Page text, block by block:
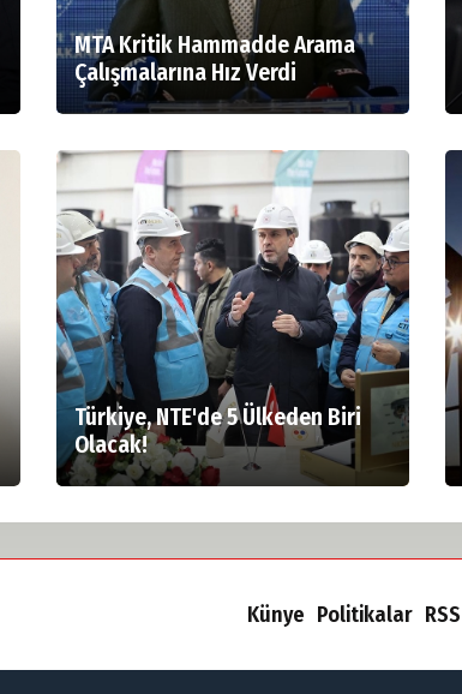
MTA Kritik Hammadde Arama
Çalışmalarına Hız Verdi
Türkiye, NTE'de 5 Ülkeden Biri
Olacak!
Künye Politikalar RSS